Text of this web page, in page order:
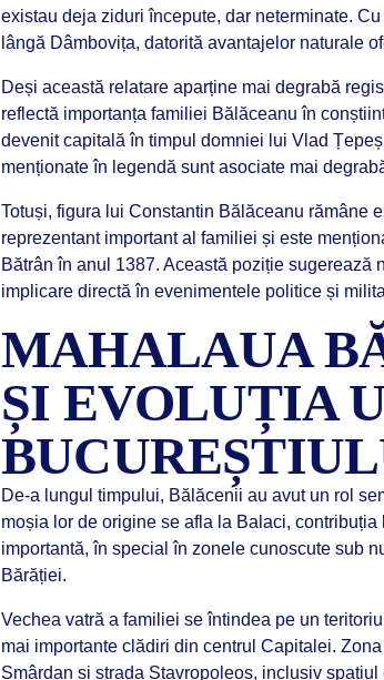
existau deja ziduri începute, dar neterminate.
lângă Dâmbovița, datorită avantajelor naturale
Deși această relatare aparține mai degrabă
reflectă importanța familiei Bălăceanu în
devenit capitală în timpul domniei lui Vlad
menționate în legendă sunt asociate mai
Totuși, figura lui Constantin Bălăceanu rămâne
reprezentant important al familiei și este
Bătrân în anul 1387. Această poziție sugerează
implicare directă în evenimentele politice și
MAHALAUA
ȘI EVOLUȚIA
De-a lungul timpului, Bălăcenii au avut un rol
moșia lor de origine se afla la Balaci,
importantă, în special în zonele cunoscute sub
Bărăției.
Vechea vatră a familiei se întindea pe un
mai importante clădiri din centrul Capitalei.
Smârdan și strada Stavropoleos, inclusiv